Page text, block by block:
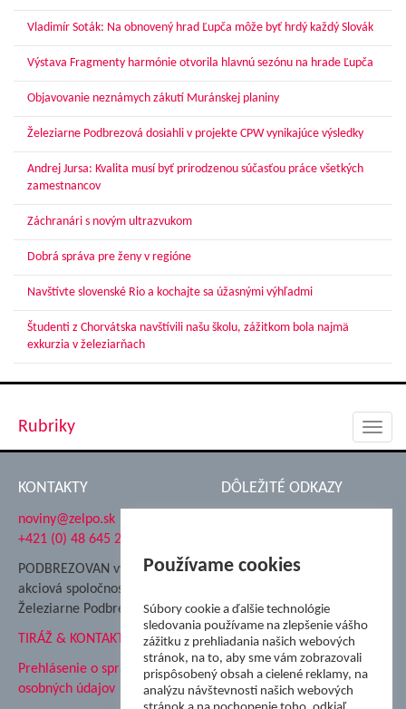
Vladimír Soták: Na obnovený hrad Ľupča môže byť hrdý každý Slovák
Výstava Fragmenty harmónie otvorila hlavnú sezónu na hrade Ľupča
Objavovanie neznámych zákutí Muránskej planiny
Železiarne Podbrezová dosiahli v projekte CPW vynikajúce výsledky
Andrej Jursa: Kvalita musí byť prirodzenou súčasťou práce všetkých
zamestnancov
Záchranári s novým ultrazvukom
Dobrá správa pre ženy v regióne
Navštívte slovenské Rio a kochajte sa úžasnými výhľadmi
Študenti z Chorvátska navštívili našu školu, zážitkom bola najmä
exkurzia v železiarňach
Rubriky
KONTAKTY
noviny@zelpo.sk
+421 (0) 48 645 2711
PODBREZOVAN vydáva
akciová spoločnosť
Železiarne Podbrezová
TIRÁŽ & KONTAKT
Prehlásenie o spracovaní
osobných údajov
DÔLEŽITÉ ODKAZY
Nadácia Železiarne
ŽP Informatika s.r.o.
ŠK Železiarne Podbrezová
Tále a.s.
Používame cookies
Súbory cookie a ďalšie technológie
sledovania používame na zlepšenie vášho
zážitku z prehliadania našich webových
stránok, na to, aby sme vám zobrazovali
prispôsobený obsah a cielené reklamy, na
analýzu návštevnosti našich webových